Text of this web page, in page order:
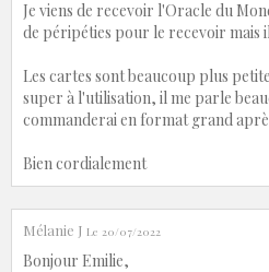
Je viens de recevoir l'Oracle du
de péripéties pour le recevoir mais
Les cartes sont beaucoup plus
super à l'utilisation, il me parle
commanderai en format grand
Bien cordialement
Mélanie J Le 20/07/2022
Bonjour Emilie,